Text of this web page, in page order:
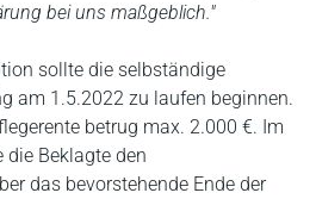
bei uns maßgeblich."
sollte die selbständige
am 1.5.2022 zu laufen beginnen.
betrug max. 2.000 €. Im
Beklagte den
das bevorstehende Ende der